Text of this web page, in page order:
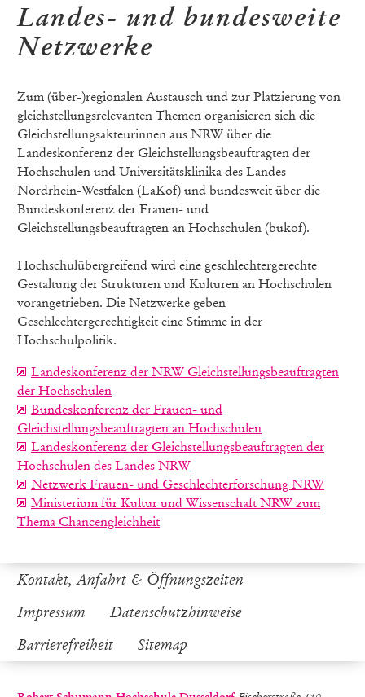
Landes- und bundesweite
Netzwerke
Zum (über-)regionalen Austausch und zur Platzierung von
gleichstellungsrelevanten Themen organisieren sich die
Gleichstellungsakteurinnen aus NRW über die
Landeskonferenz der Gleichstellungsbeauftragten der
Hochschulen und Universitätsklinika des Landes
Nordrhein-Westfalen (LaKof) und bundesweit über die
Bundeskonferenz der Frauen- und
Gleichstellungsbeauftragten an Hochschulen (bukof).
Hochschulübergreifend wird eine geschlechtergerechte
Gestaltung der Strukturen und Kulturen an Hochschulen
vorangetrieben. Die Netzwerke geben
Geschlechtergerechtigkeit eine Stimme in der
Hochschulpolitik.
Landeskonferenz der NRW Gleichstellungsbeauftragten
der Hochschulen
Bundeskonferenz der Frauen- und
Gleichstellungsbeauftragten an Hochschulen
Landeskonferenz der Gleichstellungsbeauftragten der
Hochschulen des Landes NRW
Netzwerk Frauen- und Geschlechterforschung NRW
Ministerium für Kultur und Wissenschaft NRW zum
Thema Chancengleichheit
Kontakt, Anfahrt & Öffnungszeiten
Impressum
Datenschutzhinweise
Barrierefreiheit
Sitemap